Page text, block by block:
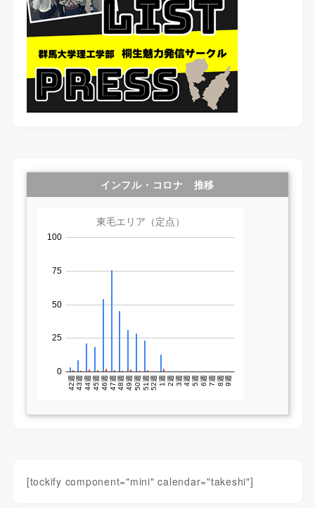
インフル・コロナ 推移
[tockify component="mini" calendar="takeshi"]